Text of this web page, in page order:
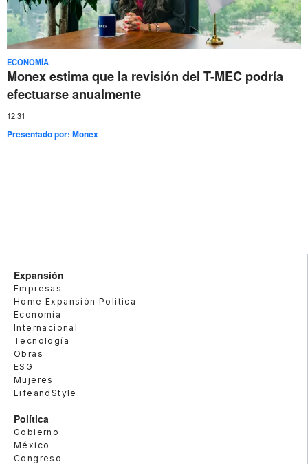
ECONOMÍA
Monex estima que la revisión del T-MEC podría
efectuarse anualmente
12:31
Presentado por:Monex
Expansión
Empresas
Home Expansión Politica
Economía
Internacional
Tecnología
Obras
ESG
Mujeres
LifeandStyle
Política
Gobierno
México
Congreso